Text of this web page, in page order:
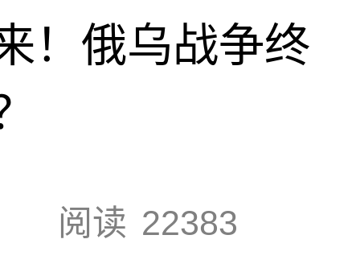
！俄乌战争终
阅读 22383